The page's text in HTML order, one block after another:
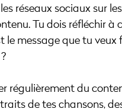
réseaux sociaux sur
Tu dois réfléchir
le message que tu
régulièrement du
de tes chansons,